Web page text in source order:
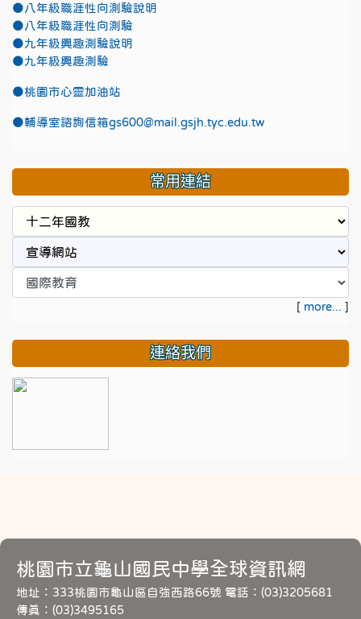
●八年級職涯性向測驗說明
●八年級職涯性向測驗
●九年級興趣測驗說明
●九年級興趣測驗
●桃園市心靈加油站
●輔導室諮詢信箱gs600@mail.gsjh.tyc.edu.tw
常用連結
[ more... ]
連絡我們
桃園市立龜山國民中學全球資訊網
地址：333桃園市龜山區自強西路66號 電話：(03)3205681
傳真：(03)3495165